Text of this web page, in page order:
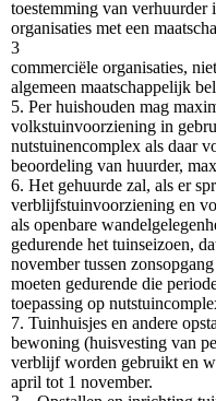
toestemming van verhuurder
organisaties met een
3
commerciële organisaties,
algemeen maatschappelijk
5. Per huishouden mag
volkstuinvoorziening in
nutstuinencomplex als daar
beoordeling van huurder,
6. Het gehuurde zal, als er
verblijfstuinvoorziening en
als openbare
gedurende het tuinseizoen,
november tussen
moeten gedurende die
toepassing op
7. Tuinhuisjes en andere
bewoning (huisvesting van
verblijf worden gebruikt en
april tot 1 november.